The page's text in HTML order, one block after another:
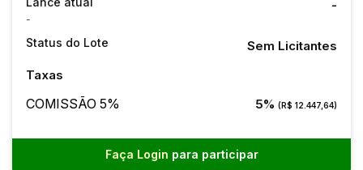
-
-
Status do Lote
Sem Licitantes
Taxas
COMISSÃO 5% 5% (R$ 12.447,64)
Faça Login para participar